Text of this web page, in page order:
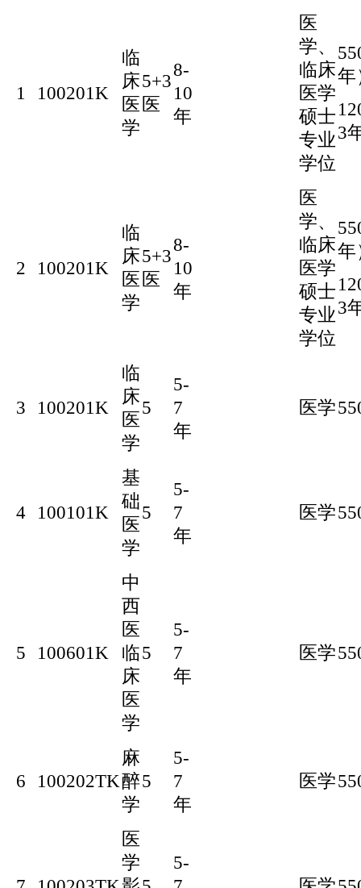
1 100201K
临
床
医
学
5+3
医
8-
10
年
医
学、
临床
医学
硕士
专业
学位
年
3
2 100201K
临
床
医
学
5+3
医
8-
10
年
医
学、
临床
医学
硕士
专业
学位
年
3
3 100201K
临
床
医
学
5
5-
7
年
医学
4 100101K
基
础
医
学
5
5-
7
年
医学
5 100601K
中
西
医
临
床
医
学
5
5-
7
年
医学
6 100202TK
麻
醉
学
5
5-
7
年
医学
医
学
5-